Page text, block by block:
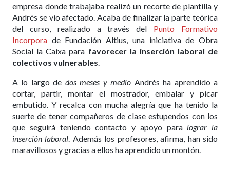
empresa donde trabajaba realizó un recorte de plantilla y
Andrés se vio afectado. Acaba de finalizar la parte teórica
del curso, realizado a través del Punto Formativo
Incorpora de Fundación Altius, una iniciativa de Obra
Social la Caixa para favorecer la inserción laboral de
colectivos vulnerables.
A lo largo de dos meses y medio Andrés ha aprendido a
cortar, partir, montar el mostrador, embalar y picar
embutido. Y recalca con mucha alegría que ha tenido la
suerte de tener compañeros de clase estupendos con los
que seguirá teniendo contacto y apoyo para lograr la
inserción laboral. Además los profesores, afirma, han sido
maravillosos y gracias a ellos ha aprendido un montón.